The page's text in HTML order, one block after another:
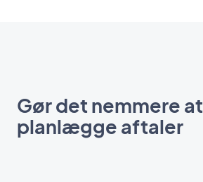
Gør det nemmere at
planlægge aftaler